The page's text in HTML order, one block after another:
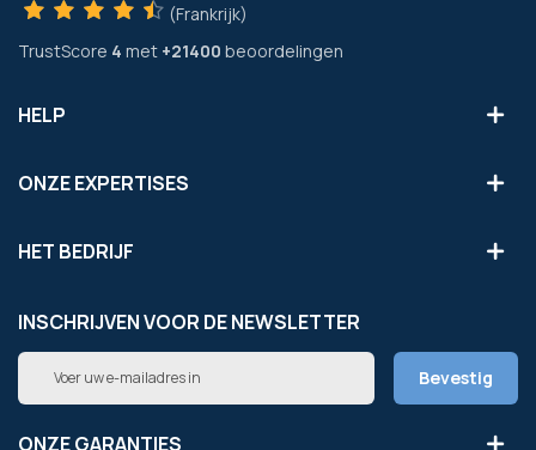
(Frankrijk)
TrustScore 4 met +21400 beoordelingen
HELP
ONZE EXPERTISES
HET BEDRIJF
INSCHRIJVEN VOOR DE NEWSLETTER
Abonneer
op
onze
Bevestig
ONZE GARANTIES